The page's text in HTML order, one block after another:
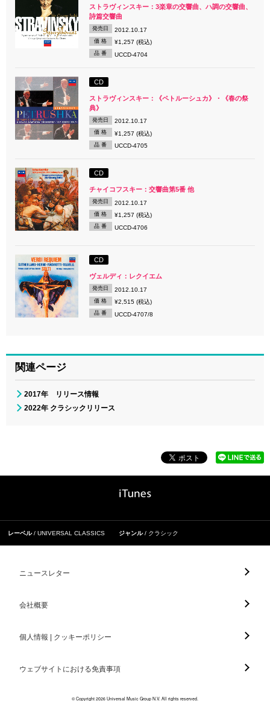
ストラヴィンスキー：3楽章の交響曲、ハ調の交響曲、
詩篇交響曲
発売日 2012.10.17
価 格 ¥1,257 (税込)
品 番 UCCD-4704
CD
ストラヴィンスキー：《ペトルーシュカ》・《春の祭
典》
発売日 2012.10.17
価 格 ¥1,257 (税込)
品 番 UCCD-4705
CD
チャイコフスキー：交響曲第5番 他
発売日 2012.10.17
価 格 ¥1,257 (税込)
品 番 UCCD-4706
CD
ヴェルディ：レクイエム
発売日 2012.10.17
価 格 ¥2,515 (税込)
品 番 UCCD-4707/8
関連ページ
2017年 リリース情報
2022年 クラシックリリース
レーベル UNIVERSAL CLASSICS ジャンル クラシック
ニュースレター
会社概要
個人情報 | クッキーポリシー
ウェブサイトにおける免責事項
© Copyright 2026 Universal Music Group N.V. All rights reserved.